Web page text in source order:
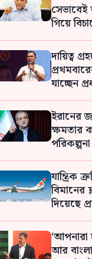
গিয়ে
প্রস্তুত:
দায়িত্ব
যাচ্ছেন
ইরানের
ক্ষমতার
যান্ত্রিক
বিমানের
দিয়েছে
‘আপনারা
আর